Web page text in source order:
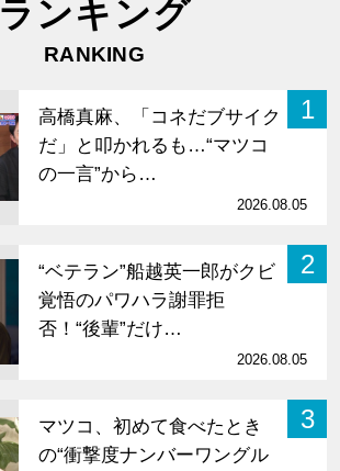
ランキング
RANKING
1
高橋真麻、「コネだブサイク
だ」と叩かれるも…“マツコ
の一言”から…
2026.08.05
2
“ベテラン”船越英一郎がクビ
覚悟のパワハラ謝罪拒
否！“後輩”だけ…
2026.08.05
3
マツコ、初めて食べたとき
の“衝撃度ナンバーワングル